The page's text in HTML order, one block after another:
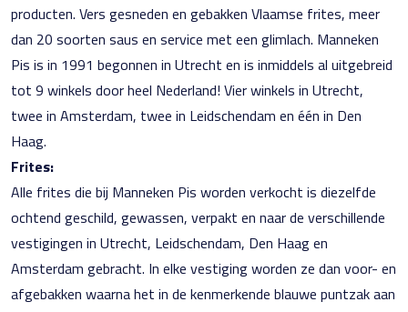
producten. Vers gesneden en gebakken Vlaamse frites, meer
dan 20 soorten saus en service met een glimlach. Manneken
Pis is in 1991 begonnen in Utrecht en is inmiddels al uitgebreid
tot 9 winkels door heel Nederland! Vier winkels in Utrecht,
twee in Amsterdam, twee in Leidschendam en één in Den
Haag.
Frites:
Alle frites die bij Manneken Pis worden verkocht is diezelfde
ochtend geschild, gewassen, verpakt en naar de verschillende
vestigingen in Utrecht, Leidschendam, Den Haag en
Amsterdam gebracht. In elke vestiging worden ze dan voor- en
afgebakken waarna het in de kenmerkende blauwe puntzak aan